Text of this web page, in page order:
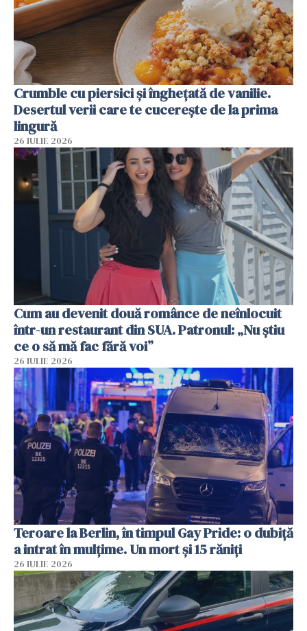
Crumble cu piersici și înghețată de vanilie.
Desertul verii care te cucerește de la prima
lingură
26 IULIE 2026
Cum au devenit două românce de neînlocuit
într-un restaurant din SUA. Patronul: „Nu știu
ce o să mă fac fără voi”
26 IULIE 2026
Teroare la Berlin, în timpul Gay Pride: o dubiță
a intrat în mulțime. Un mort și 15 răniți
26 IULIE 2026